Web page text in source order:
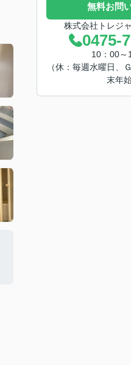
無料お問
株式会社トレジ
0475-
10：00～
（休：毎週水曜日、
末年始